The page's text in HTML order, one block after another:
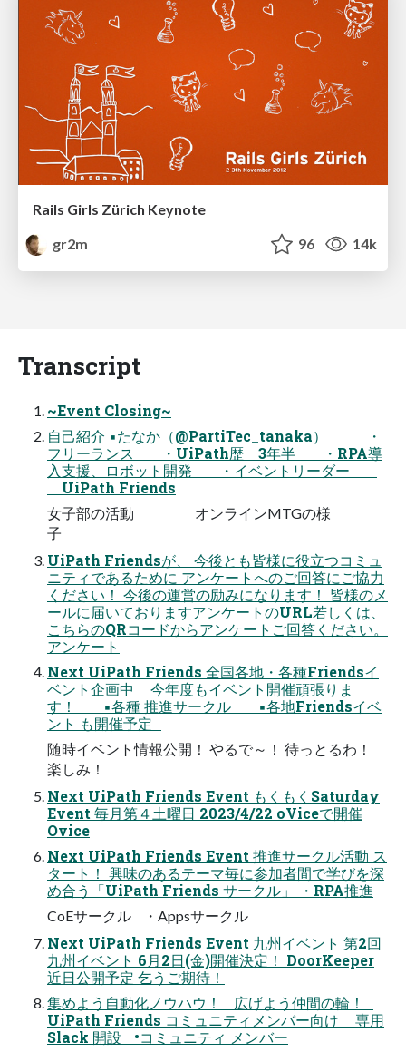
Rails Girls Zürich Keynote
gr2m
96 14k
Transcript
~Event Closing~
自己紹介 ▪たなか（@PartiTec_tanaka） ・
フリーランス ・UiPath歴 3年半 ・RPA導
入支援、ロボット開発 ・イベントリーダー
UiPath Friends
女子部の活動 オンラインMTGの様
子
UiPath Friendsが、 今後とも皆様に役立つコミュ
ニティであるために アンケートへのご回答にご協力
ください！ 今後の運営の励みになります！ 皆様のメ
ールに届いておりますアンケートのURL若しくは、
こちらのQRコードからアンケートご回答ください。
アンケート
Next UiPath Friends 全国各地・各種Friendsイ
ベント企画中 今年度もイベント開催頑張りま
す！ ▪各種 推進サークル ▪各地Friendsイベ
ント も開催予定
随時イベント情報公開！ やるで～！ 待っとるわ！
楽しみ！
Next UiPath Friends Event もくもくSaturday
Event 毎月第４土曜日 2023/4/22 oViceで開催
Ovice
Next UiPath Friends Event 推進サークル活動 ス
タート！ 興味のあるテーマ毎に参加者間で学びを深
め合う「UiPath Friends サークル」 ・RPA推進
CoEサークル ・Appsサークル
Next UiPath Friends Event 九州イベント 第2回
九州イベント 6月2日(金)開催決定！ DoorKeeper
近日公開予定 乞うご期待！
集めよう自動化ノウハウ！ 広げよう仲間の輪！
UiPath Friends コミュニティメンバー向け 専用
Slack 開設 •コミュニティ メンバー